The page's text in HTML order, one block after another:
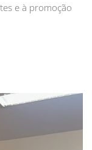
e à promoção